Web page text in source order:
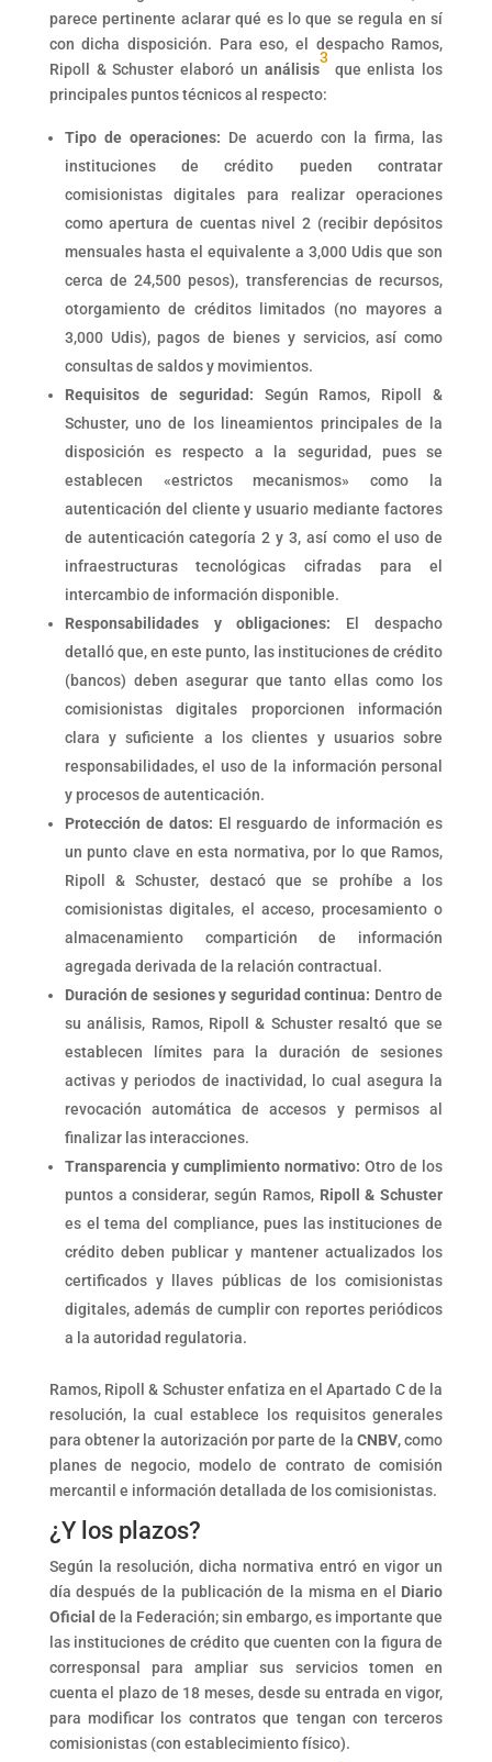
parece pertinente aclarar qué es lo que se regula en sí
con dicha disposición. Para eso, el despacho Ramos,
Ripoll & Schuster elaboró un análisis
3
que enlista los
principales puntos técnicos al respecto:
Tipo de operaciones: De acuerdo con la firma, las
instituciones de crédito pueden contratar
comisionistas digitales para realizar operaciones
como apertura de cuentas nivel 2 (recibir depósitos
mensuales hasta el equivalente a 3,000 Udis que son
cerca de 24,500 pesos), transferencias de recursos,
otorgamiento de créditos limitados (no mayores a
3,000 Udis), pagos de bienes y servicios, así como
consultas de saldos y movimientos.
Requisitos de seguridad: Según Ramos, Ripoll &
Schuster, uno de los lineamientos principales de la
disposición es respecto a la seguridad, pues se
establecen «estrictos mecanismos» como la
autenticación del cliente y usuario mediante factores
de autenticación categoría 2 y 3, así como el uso de
infraestructuras tecnológicas cifradas para el
intercambio de información disponible.
Responsabilidades y obligaciones: El despacho
detalló que, en este punto, las instituciones de crédito
(bancos) deben asegurar que tanto ellas como los
comisionistas digitales proporcionen información
clara y suficiente a los clientes y usuarios sobre
responsabilidades, el uso de la información personal
y procesos de autenticación.
Protección de datos: El resguardo de información es
un punto clave en esta normativa, por lo que Ramos,
Ripoll & Schuster, destacó que se prohíbe a los
comisionistas digitales, el acceso, procesamiento o
almacenamiento compartición de información
agregada derivada de la relación contractual.
Duración de sesiones y seguridad continua: Dentro de
su análisis, Ramos, Ripoll & Schuster resaltó que se
establecen límites para la duración de sesiones
activas y periodos de inactividad, lo cual asegura la
revocación automática de accesos y permisos al
finalizar las interacciones.
Transparencia y cumplimiento normativo:Otro de los
puntos a considerar, según Ramos, Ripoll & Schuster
es el tema del compliance, pues las instituciones de
crédito deben publicar y mantener actualizados los
certificados y llaves públicas de los comisionistas
digitales, además de cumplir con reportes periódicos
a la autoridad regulatoria.
Ramos, Ripoll & Schuster enfatiza en el Apartado C de la
resolución, la cual establece los requisitos generales
para obtener la autorización por parte de la CNBV, como
planes de negocio, modelo de contrato de comisión
mercantil e información detallada de los comisionistas.
¿Y los plazos?
Según la resolución, dicha normativa entró en vigor un
día después de la publicación de la misma en el Diario
Oficial de la Federación; sin embargo, es importante que
las instituciones de crédito que cuenten con la figura de
corresponsal para ampliar sus servicios tomen en
cuenta el plazo de 18 meses, desde su entrada en vigor,
para modificar los contratos que tengan con terceros
comisionistas (con establecimiento físico).